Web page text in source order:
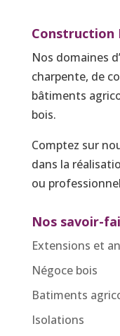
Nos domaines
charpente, de
bâtiments
bois.
Comptez sur
dans la
ou
Nos savoir-
Extensions et
Négoce bois
Batiments
Isolations